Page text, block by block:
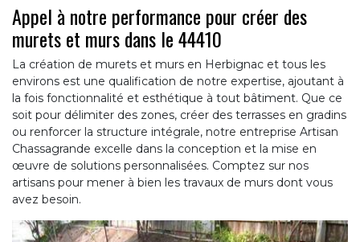
Appel à notre performance pour créer des
murets et murs dans le 44410
La création de murets et murs en Herbignac et tous les
environs est une qualification de notre expertise, ajoutant à
la fois fonctionnalité et esthétique à tout bâtiment. Que ce
soit pour délimiter des zones, créer des terrasses en gradins
ou renforcer la structure intégrale, notre entreprise Artisan
Chassagrande excelle dans la conception et la mise en
œuvre de solutions personnalisées. Comptez sur nos
artisans pour mener à bien les travaux de murs dont vous
avez besoin.